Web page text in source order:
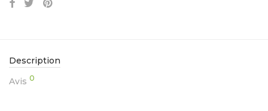
Description
Avis 0